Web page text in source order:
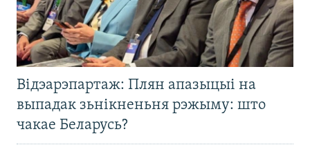
Відэарэпартаж: Плян апазыцыі на
выпадак зьнікненьня рэжыму: што
чакае Беларусь?